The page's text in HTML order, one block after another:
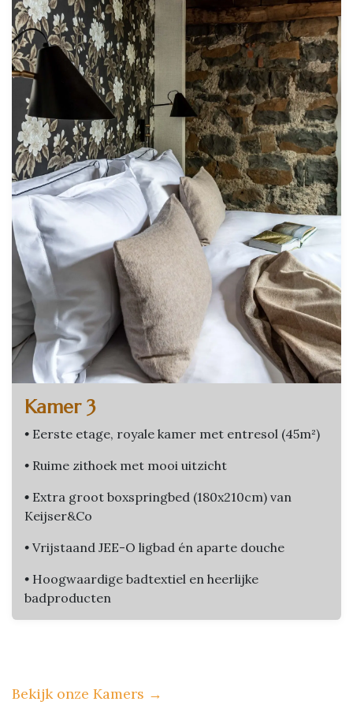
Kamer 3
• Eerste etage, royale kamer met entresol (45m²)
• Ruime zithoek met mooi uitzicht
• Extra groot boxspringbed (180x210cm) van
Keijser&Co
• Vrijstaand JEE-O ligbad én aparte douche
• Hoogwaardige badtextiel en heerlijke
badproducten
Bekijk onze Kamers →